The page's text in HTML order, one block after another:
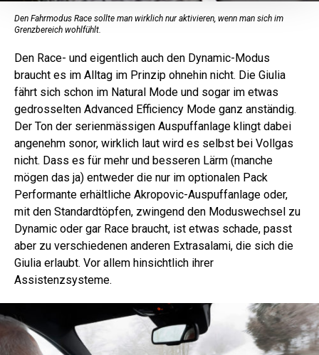
Den Fahrmodus Race sollte man wirklich nur aktivieren, wenn man sich im
Grenzbereich wohlfühlt.
Den Race- und eigentlich auch den Dynamic-Modus
braucht es im Alltag im Prinzip ohnehin nicht. Die Giulia
fährt sich schon im Natural Mode und sogar im etwas
gedrosselten Advanced Efficiency Mode ganz anständig.
Der Ton der serienmässigen Auspuffanlage klingt dabei
angenehm sonor, wirklich laut wird es selbst bei Vollgas
nicht. Dass es für mehr und besseren Lärm (manche
mögen das ja) entweder die nur im optionalen Pack
Performante erhältliche Akropovic-Auspuffanlage oder,
mit den Standardtöpfen, zwingend den Moduswechsel zu
Dynamic oder gar Race braucht, ist etwas schade, passt
aber zu verschiedenen anderen Extrasalami, die sich die
Giulia erlaubt. Vor allem hinsichtlich ihrer
Assistenzsysteme.